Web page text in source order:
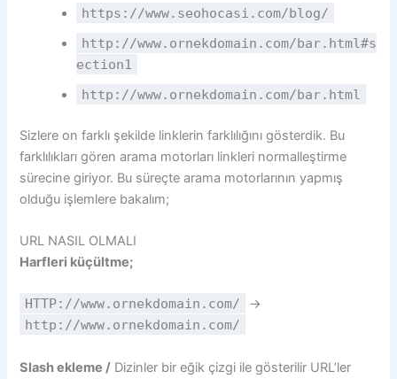
https://www.seohocasi.com/blog/
http://www.ornekdomain.com/bar.html#s
ection1
http://www.ornekdomain.com/bar.html
Sizlere on farklı şekilde linklerin farklılığını gösterdik. Bu
farklılıkları gören arama motorları linkleri normalleştirme
sürecine giriyor. Bu süreçte arama motorlarının yapmış
olduğu işlemlere bakalım;
URL NASIL OLMALI
Harfleri küçültme;
HTTP://www.ornekdomain.com/ →
http://www.ornekdomain.com/
Slash ekleme / Dizinler bir eğik çizgi ile gösterilir URL’ler